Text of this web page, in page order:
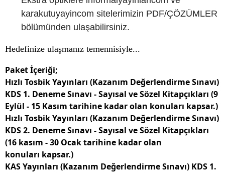
karakutuyayincom sitelerimizin PDF/ÇÖZÜMLER
bölümünden ulaşabilirsiniz.
Hedefinize ulaşmanız temennisiyle...
Paket İçeriği;
Hızlı Tosbik Yayınları (Kazanım Değerlendirme Sınavı)
KDS 1. Deneme Sınavı - Sayısal ve Sözel Kitapçıkları (9
Eylül - 15 Kasım tarihine kadar olan konuları kapsar.)
Hızlı Tosbik Yayınları (Kazanım Değerlendirme Sınavı)
KDS 2. Deneme Sınavı - Sayısal ve Sözel Kitapçıkları
(16 kasım - 30 Ocak tarihine kadar olan
konuları kapsar.)
KAS Yayınları (Kazanım Değerlendirme Sınavı) KDS 1.